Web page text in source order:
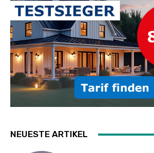
NEUESTE ARTIKEL